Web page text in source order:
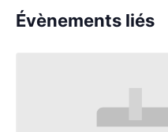
Évènements liés